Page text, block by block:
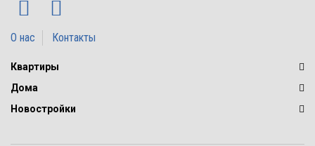
О нас Контакты
Квартиры
Дома
Новостройки